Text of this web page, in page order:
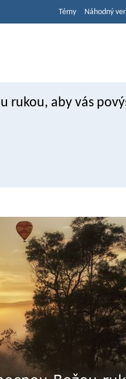
Témy Náhodný
rukou, aby vás